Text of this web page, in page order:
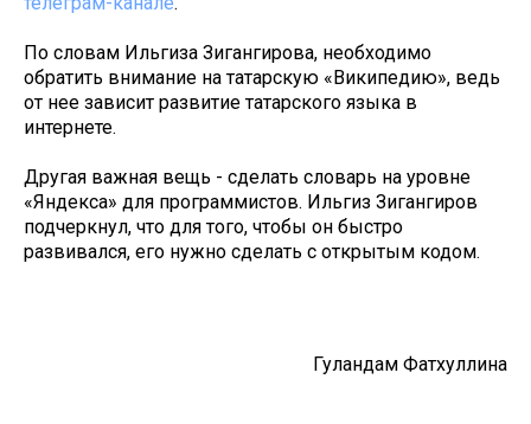
По словам Ильгиза Зигангирова, необходимо
обратить внимание на татарскую «Википедию», ведь
от нее зависит развитие татарского языка в
интернете.
Другая важная вещь - сделать словарь на уровне
«Яндекса» для программистов. Ильгиз Зигангиров
подчеркнул, что для того, чтобы он быстро
развивался, его нужно сделать с открытым кодом.
Гуландам Фатхуллина